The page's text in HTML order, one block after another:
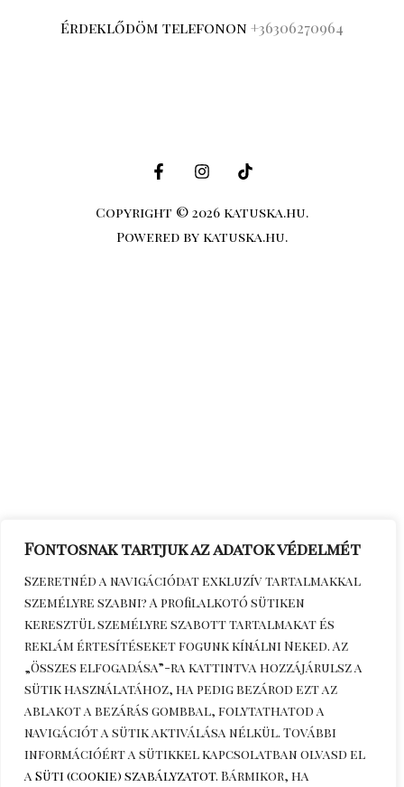
Fontosnak tartjuk az adatok védelmét
Szeretnéd a navigációdat exkluzív tartalmakkal
személyre szabni? A profilalkotó sütiken
keresztül személyre szabott tartalmakat és
reklám értesítéseket fogunk kínálni Neked. Az
„Összes elfogadása”-ra kattintva hozzájárulsz a
sütik használatához, ha pedig bezárod ezt az
ablakot a bezárás gombbal, folytathatod a
navigációt a sütik aktiválása nélkül. További
információért a sütikkel kapcsolatban olvasd el
a Süti (cookie) szabályzatot. Bármikor, ha
Érdeklődöm telefonon +36306270964
Copyright © 2026 katuska.hu.
Powered by katuska.hu.